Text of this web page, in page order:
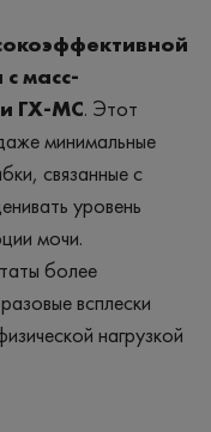
масс-
ГХ-МС. Этот
минимальные
связанные с
уровень
мочи.
более
всплески
нагрузкой